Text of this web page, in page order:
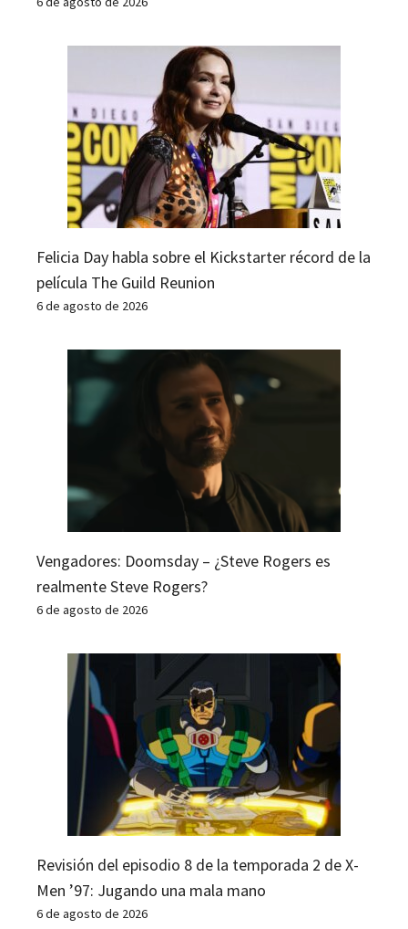
Felicia Day habla sobre el Kickstarter récord de la
película The Guild Reunion
6 de agosto de 2026
Vengadores: Doomsday – ¿Steve Rogers es
realmente Steve Rogers?
6 de agosto de 2026
Revisión del episodio 8 de la temporada 2 de X-
Men ’97: Jugando una mala mano
6 de agosto de 2026